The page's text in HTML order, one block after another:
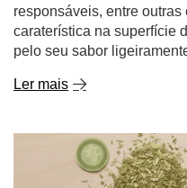
responsáveis, entre
caraterística na superfície
pelo seu sabor
Ler mais